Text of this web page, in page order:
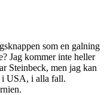
som en galning
Jag kommer inte heller
Steinbeck, men jag kan
i USA, i alla fall.